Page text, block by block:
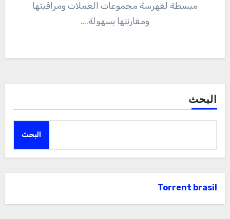
مبسطة لفهرسة مجموعات العملات ومراقبتها
ومقارنتها بسهولة.…
البحث
البحث
Torrent brasil